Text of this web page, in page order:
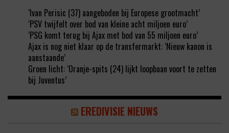
‘Ivan Perisic (37) aangeboden bij Europese grootmacht’
‘PSV twijfelt over bod van kleine acht miljoen euro’
‘PSG komt terug bij Ajax met bod van 55 miljoen euro’
Ajax is nog niet klaar op de transfermarkt: ‘Nieuw kanon is
aanstaande’
Groen licht: ‘Oranje-spits (24) lijkt loopbaan voort te zetten
bij Juventus’
EREDIVISIE NIEUWS